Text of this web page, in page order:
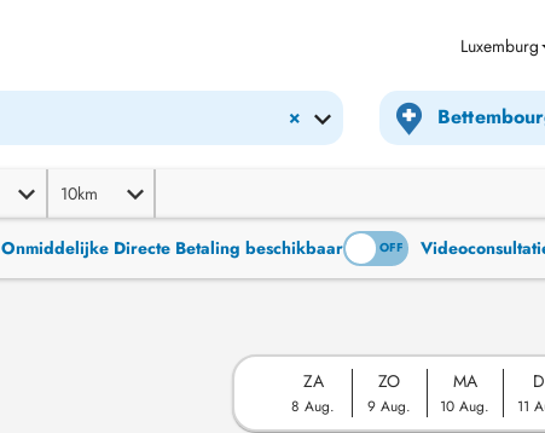
Luxemburg
×
10km
Onmiddelijke Directe Betaling beschikbaar
ON OFF
ZA
8 Aug.
ZO
9 Aug.
MA
10 Aug. 11